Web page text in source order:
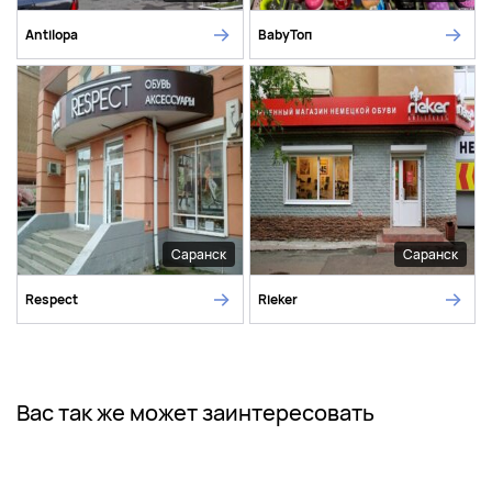
Antilopa BabyТоп
Саранск
Respect
Саранск
Rieker
Вас так же может заинтересовать